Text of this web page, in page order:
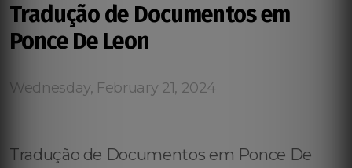
Tradução de Documentos em
Ponce De Leon
Wednesday, February 21, 2024
Tradução de Documentos em Ponce De